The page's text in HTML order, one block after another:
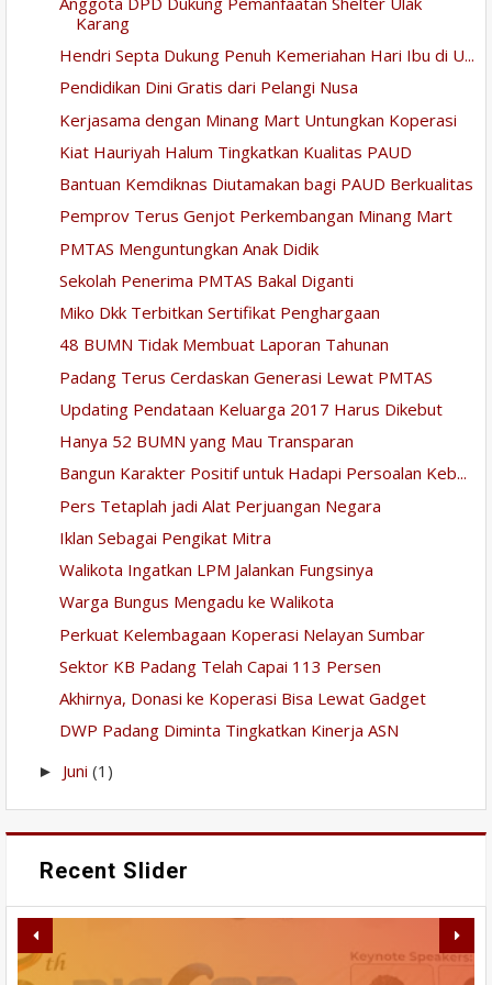
Karang
Hendri Septa Dukung Penuh Kemeriahan Hari Ibu di U...
Pendidikan Dini Gratis dari Pelangi Nusa
Kerjasama dengan Minang Mart Untungkan Koperasi
Kiat Hauriyah Halum Tingkatkan Kualitas PAUD
Bantuan Kemdiknas Diutamakan bagi PAUD Berkualitas
Pemprov Terus Genjot Perkembangan Minang Mart
PMTAS Menguntungkan Anak Didik
Sekolah Penerima PMTAS Bakal Diganti
Miko Dkk Terbitkan Sertifikat Penghargaan
48 BUMN Tidak Membuat Laporan Tahunan
Padang Terus Cerdaskan Generasi Lewat PMTAS
Updating Pendataan Keluarga 2017 Harus Dikebut
Hanya 52 BUMN yang Mau Transparan
Bangun Karakter Positif untuk Hadapi Persoalan Keb...
Pers Tetaplah jadi Alat Perjuangan Negara
Iklan Sebagai Pengikat Mitra
Walikota Ingatkan LPM Jalankan Fungsinya
Warga Bungus Mengadu ke Walikota
Perkuat Kelembagaan Koperasi Nelayan Sumbar
Sektor KB Padang Telah Capai 113 Persen
Akhirnya, Donasi ke Koperasi Bisa Lewat Gadget
DWP Padang Diminta Tingkatkan Kinerja ASN
► Juni (1)
Recent Slider